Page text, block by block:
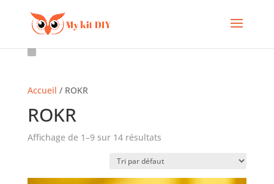
Accueil / ROKR
ROKR
Affichage de 1–9 sur 14 résultats